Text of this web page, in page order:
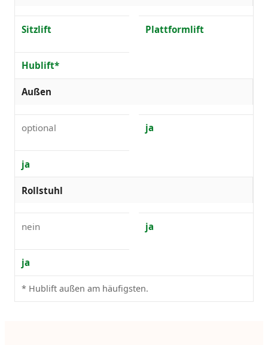
Sitzlift Plattformlift
Hublift*
Außen
optional ja
ja
Rollstuhl
nein ja
ja
* Hublift außen am häufigsten.